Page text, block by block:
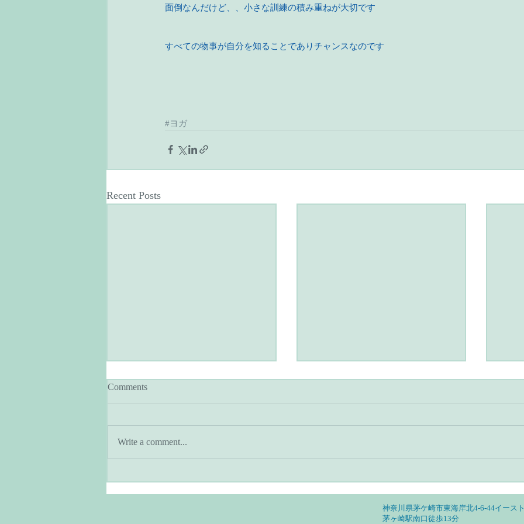
面倒なんだけど、、小さな訓練の積み重ねが大切です
すべての物事が自分を知ることでありチャンスなのです
#ヨガ
Recent Posts
然
Comments
Write a comment...
神奈川県茅ケ崎市東海岸北4-6-44イース
茅ヶ崎駅南口徒歩13分